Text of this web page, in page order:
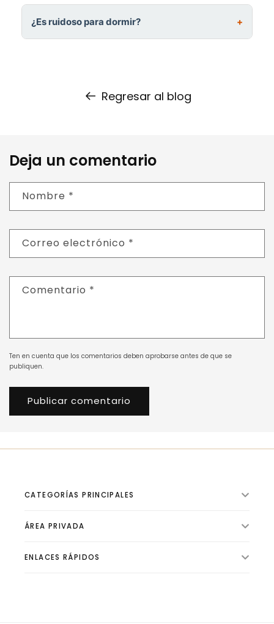
¿Es ruidoso para dormir?
Regresar al blog
Deja un comentario
Nombre *
Correo electrónico *
Comentario *
Ten en cuenta que los comentarios deben aprobarse antes de que se
publiquen.
CATEGORÍAS PRINCIPALES
ILUMINACIÓN INTERIOR
ÁREA PRIVADA
🛍️ Tienda
ENLACES RÁPIDOS